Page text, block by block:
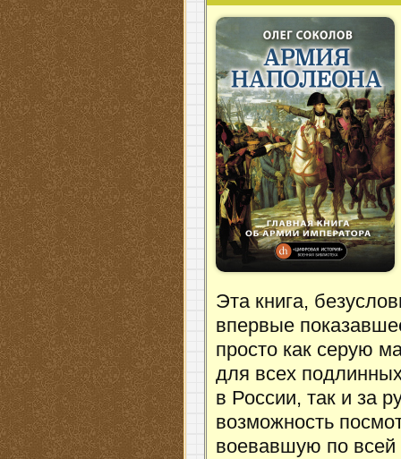
Эта книга,
впервые
просто как серую
для всех
в России, так и за
возможность
воевавшую по